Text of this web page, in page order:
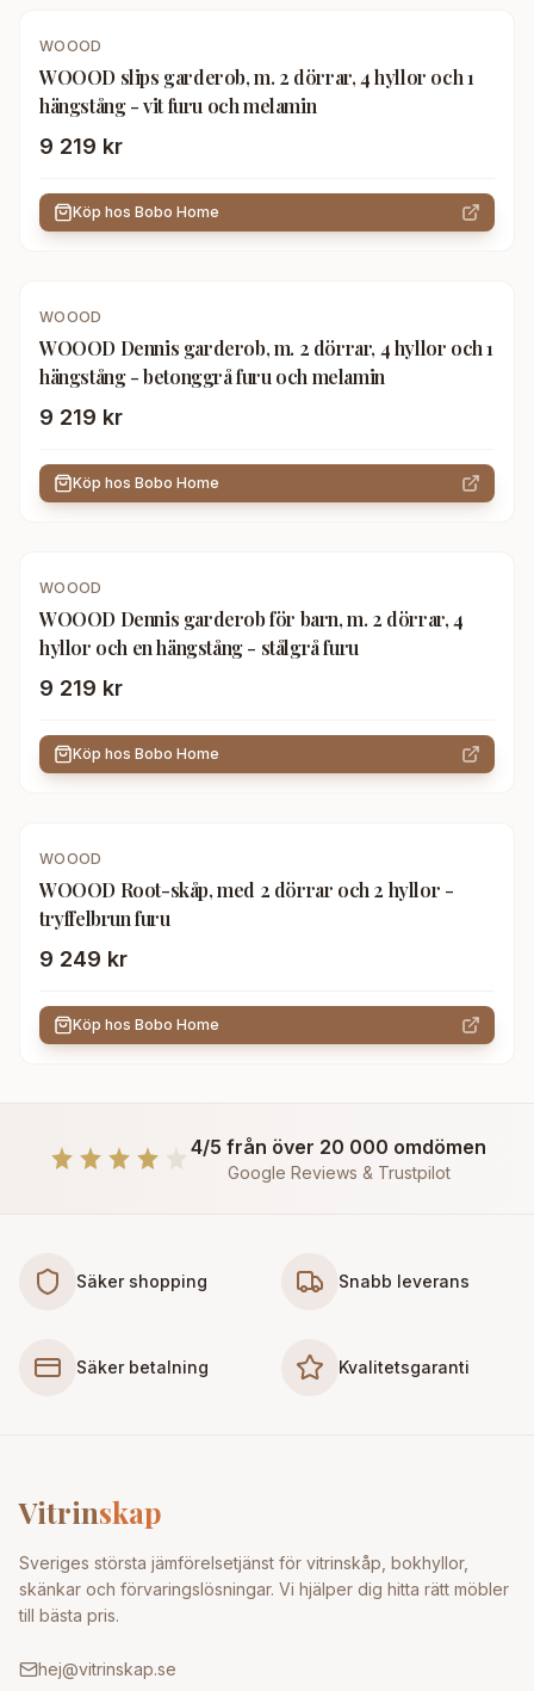
WOOOD
WOOOD slips garderob, m. 2 dörrar, 4 hyllor och 1
hängstång - vit furu och melamin
9 219 kr
Köp hos Bobo Home
WOOOD
WOOOD Dennis garderob, m. 2 dörrar, 4 hyllor och 1
hängstång - betonggrå furu och melamin
9 219 kr
Köp hos Bobo Home
WOOOD
WOOOD Dennis garderob för barn, m. 2 dörrar, 4
hyllor och en hängstång - stålgrå furu
9 219 kr
Köp hos Bobo Home
WOOOD
WOOOD Root-skåp, med 2 dörrar och 2 hyllor -
tryffelbrun furu
9 249 kr
Köp hos Bobo Home
4/5 från över 20 000 omdömen
Google Reviews & Trustpilot
Säker shopping Snabb leverans
Säker betalning Kvalitetsgaranti
Vitrinskap
Sveriges största jämförelsetjänst för vitrinskåp, bokhyllor,
skänkar och förvaringslösningar. Vi hjälper dig hitta rätt möbler
till bästa pris.
hej@vitrinskap.se